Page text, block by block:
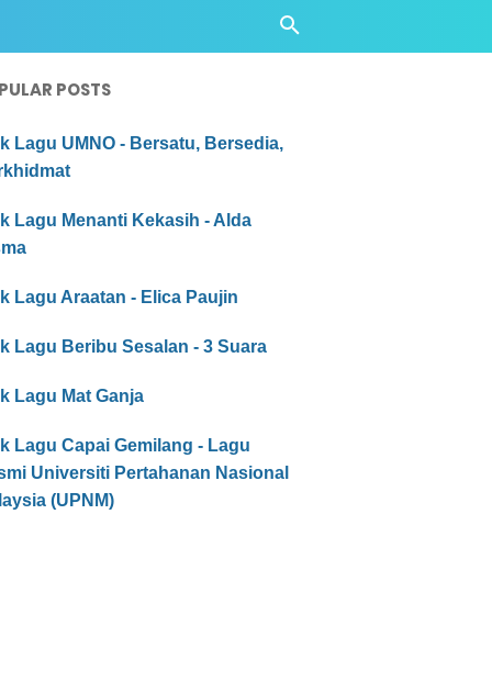
POSTS
Lagu UMNO - Bersatu, Bersedia,
Lagu Menanti Kekasih - Alda
Lagu Araatan - Elica Paujin
Lagu Beribu Sesalan - 3 Suara
Lagu Mat Ganja
Lagu Capai Gemilang - Lagu
Universiti Pertahanan Nasional
(UPNM)